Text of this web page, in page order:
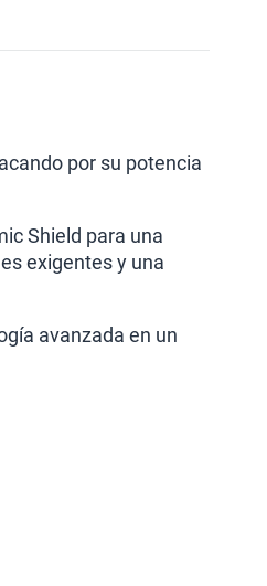
por su potencia
Shield para una
exigentes y una
avanzada en un